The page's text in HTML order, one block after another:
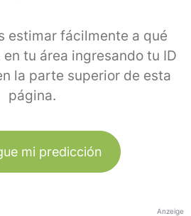
estimar fácilmente a qué
tu área ingresando tu ID
la parte superior de esta
página.
mi predicción
Anzeige